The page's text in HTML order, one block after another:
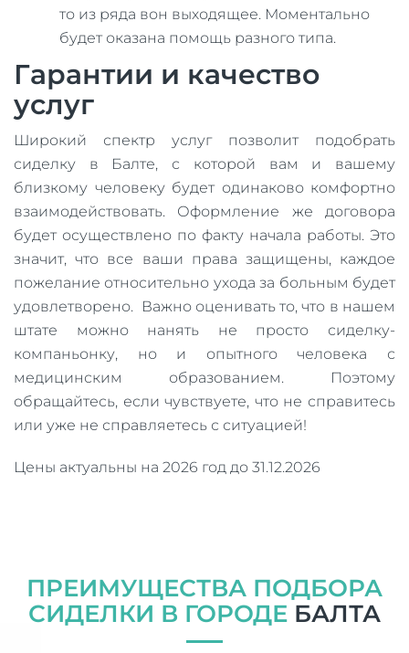
то из ряда вон выходящее. Моментально
будет оказана помощь разного типа.
Гарантии и качество
услуг
Широкий спектр услуг позволит подобрать
сиделку в Балте, с которой вам и вашему
близкому человеку будет одинаково комфортно
взаимодействовать. Оформление же договора
будет осуществлено по факту начала работы. Это
значит, что все ваши права защищены, каждое
пожелание относительно ухода за больным будет
удовлетворено. Важно оценивать то, что в нашем
штате можно нанять не просто сиделку-
компаньонку, но и опытного человека с
медицинским образованием. Поэтому
обращайтесь, если чувствуете, что не справитесь
или уже не справляетесь с ситуацией!
Цены актуальны на 2026 год до 31.12.2026
ПРЕИМУЩЕСТВА ПОДБОРА
СИДЕЛКИ В ГОРОДЕ БАЛТА